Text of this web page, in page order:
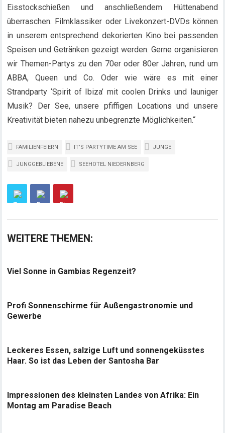
Eisstockschießen und anschließendem Hüttenabend
überraschen. Filmklassiker oder Livekonzert-DVDs können
in unserem entsprechend dekorierten Kino bei passenden
Speisen und Getränken gezeigt werden. Gerne organisieren
wir Themen-Partys zu den 70er oder 80er Jahren, rund um
ABBA, Queen und Co. Oder wie wäre es mit einer
Strandparty ‘Spirit of Ibiza’ mit coolen Drinks und launiger
Musik? Der See, unsere pfiffigen Locations und unsere
Kreativität bieten nahezu unbegrenzte Möglichkeiten.“
FAMILIENFEIERN IT’S PARTYTIME AM SEE JUNGE
JUNGGEBLIEBENE SEEHOTEL NIEDERNBERG
WEITERE THEMEN:
Viel Sonne in Gambias Regenzeit?
Profi Sonnenschirme für Außengastronomie und
Gewerbe
Leckeres Essen, salzige Luft und sonnengeküsstes
Haar. So ist das Leben der Santosha Bar
Impressionen des kleinsten Landes von Afrika: Ein
Montag am Paradise Beach